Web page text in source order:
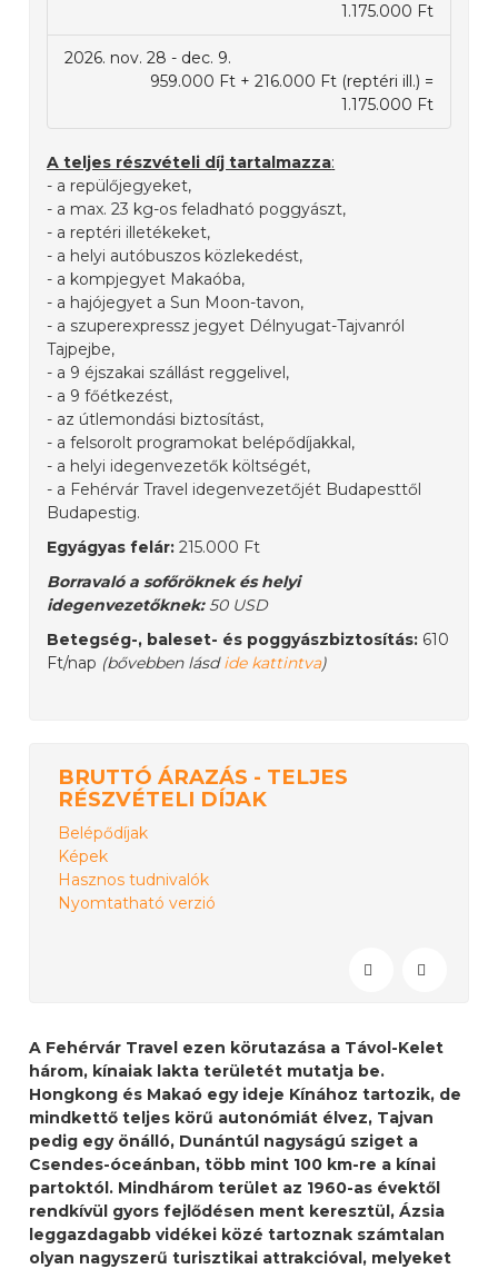
1.175.000 Ft
2026. nov. 28 - dec. 9.
959.000 Ft + 216.000 Ft (reptéri ill.) =
1.175.000 Ft
A teljes részvételi díj tartalmazza:
- a repülőjegyeket,
- a max. 23 kg-os feladható poggyászt,
- a reptéri illetékeket,
- a helyi autóbuszos közlekedést,
- a kompjegyet Makaóba,
- a hajójegyet a Sun Moon-tavon,
- a szuperexpressz jegyet Délnyugat-Tajvanról
Tajpejbe,
- a 9 éjszakai szállást reggelivel,
- a 9 főétkezést,
- az útlemondási biztosítást,
- a felsorolt programokat belépődíjakkal,
- a helyi idegenvezetők költségét,
- a Fehérvár Travel idegenvezetőjét Budapesttől
Budapestig.
Egyágyas felár: 215.000 Ft
Borravaló a sofőröknek és helyi
idegenvezetőknek:50 USD
Betegség-, baleset- és poggyászbiztosítás: 610
Ft/nap (bővebben lásdide kattintva)
BRUTTÓ ÁRAZÁS - TELJES
RÉSZVÉTELI DÍJAK
Belépődíjak
Képek
Hasznos tudnivalók
Nyomtatható verzió
A Fehérvár Travel ezen körutazása a Távol-Kelet
három, kínaiak lakta területét mutatja be.
Hongkong és Makaó egy ideje Kínához tartozik, de
mindkettő teljes körű autonómiát élvez, Tajvan
pedig egy önálló, Dunántúl nagyságú sziget a
Csendes-óceánban, több mint 100 km-re a kínai
partoktól. Mindhárom terület az 1960-as évektől
rendkívül gyors fejlődésen ment keresztül, Ázsia
leggazdagabb vidékei közé tartoznak számtalan
olyan nagyszerű turisztikai attrakcióval, melyeket